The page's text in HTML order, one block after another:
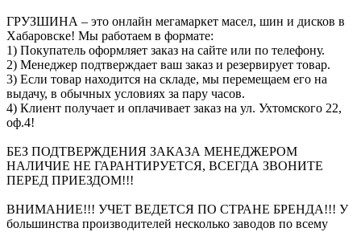
ГРУЗШИНА – это онлайн мегамаркет масел, шин и дисков в
Хабаровске! Мы работаем в формате:
1) Покупатель оформляет заказ на сайте или по телефону.
2) Менеджер подтверждает ваш заказ и резервирует товар.
3) Если товар находится на складе, мы перемещаем его на
выдачу, в обычных условиях за пару часов.
4) Клиент получает и оплачивает заказ на ул. Ухтомского 22,
оф.4!
БЕЗ ПОДТВЕРЖДЕНИЯ ЗАКАЗА МЕНЕДЖЕРОМ
НАЛИЧИЕ НЕ ГАРАНТИРУЕТСЯ, ВСЕГДА ЗВОНИТЕ
ПЕРЕД ПРИЕЗДОМ!!!
ВНИМАНИЕ!!! УЧЕТ ВЕДЕТСЯ ПО СТРАНЕ БРЕНДА!!! У
большинства производителей несколько заводов по всему